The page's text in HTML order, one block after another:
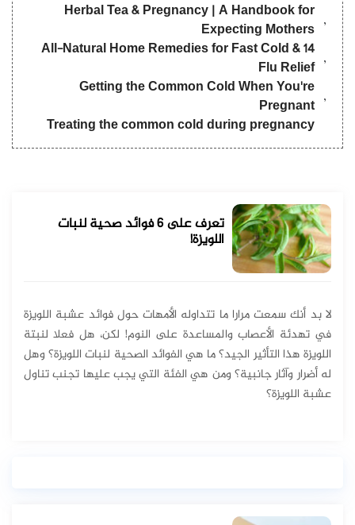
Herbal Tea & Pregnancy | A Handbook for
Expecting Mothers
14 All-Natural Home Remedies for Fast Cold &
Flu Relief
Getting the Common Cold When You're
Pregnant
Treating the common cold during pregnancy
تعرف على 6 فوائد صحية لنبات
اللويزة!
لا بد أنك سمعت مرارا ما تتداوله الأمهات حول فوائد عشبة اللويزة
في تهدئة الأعصاب والمساعدة على النوم! لكن، هل فعلا لنبتة
اللويزة هذا التأثير الجيد؟ ما هي الفوائد الصحية لنبات اللويزة؟ وهل
له أضرار وآثار جانبية؟ ومن هي الفئة التي يجب عليها تجنب تناول
عشبة اللويزة؟